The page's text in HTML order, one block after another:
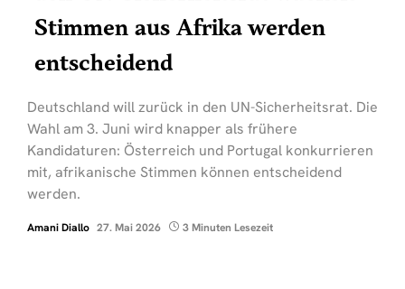
Stimmen aus Afrika werden
entscheidend
Deutschland will zurück in den UN-Sicherheitsrat. Die
Wahl am 3. Juni wird knapper als frühere
Kandidaturen: Österreich und Portugal konkurrieren
mit, afrikanische Stimmen können entscheidend
werden.
Amani Diallo 27. Mai 2026 3 Minuten Lesezeit